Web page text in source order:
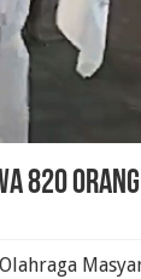
820 Orang